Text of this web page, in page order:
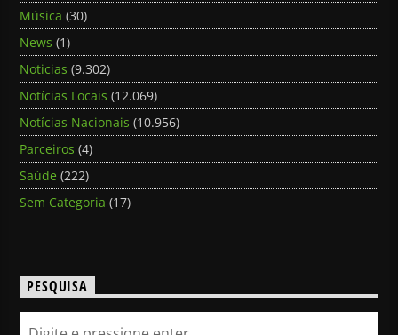
Música (30)
News (1)
Noticias (9.302)
Notícias Locais (12.069)
Notícias Nacionais (10.956)
Parceiros (4)
Saúde (222)
Sem Categoria (17)
PESQUISA